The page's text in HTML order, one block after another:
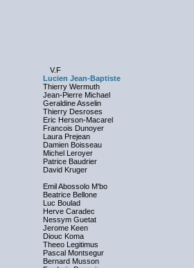
V.F
Lucien Jean-Baptiste
Thierry Wermuth
Jean-Pierre Michael
Geraldine Asselin
Thierry Desroses
Eric Herson-Macarel
Francois Dunoyer
Laura Prejean
Damien Boisseau
Michel Leroyer
Patrice Baudrier
David Kruger
Emil Abossolo M'bo
Beatrice Bellone
Luc Boulad
Herve Caradec
Nessym Guetat
Jerome Keen
Diouc Koma
Theeo Legitimus
Pascal Montsegur
Bernard Musson